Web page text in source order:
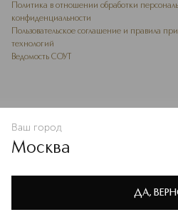
Политике конфиденциальности
В КОРЗИНУ
Политика в отношении обработки
конфиденциальности
Пользовательское соглашение и правила
технологий
Ведомость СОУТ
Ваш город
Москва
ДА,